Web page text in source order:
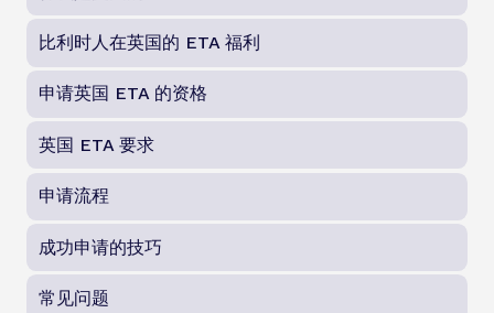
比利时人在英国的 ETA 福利
申请英国 ETA 的资格
英国 ETA 要求
申请流程
成功申请的技巧
常见问题